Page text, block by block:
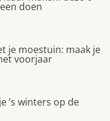
doen
je moestuin: maak je
voorjaar
’s winters op de